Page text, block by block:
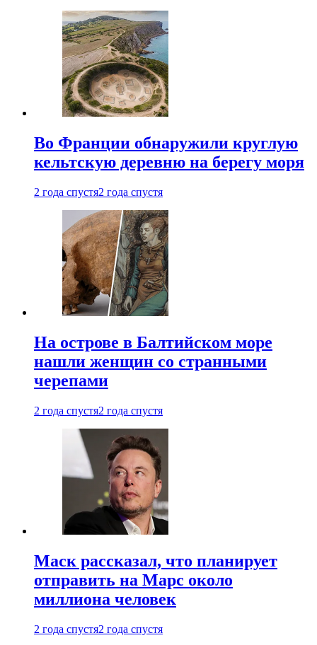
Во Франции обнаружили круглую
кельтскую деревню на берегу моря
2 года спустя2 года спустя
На острове в Балтийском море
нашли женщин со странными
черепами
2 года спустя2 года спустя
Маск рассказал, что планирует
отправить на Марс около
миллиона человек
2 года спустя2 года спустя